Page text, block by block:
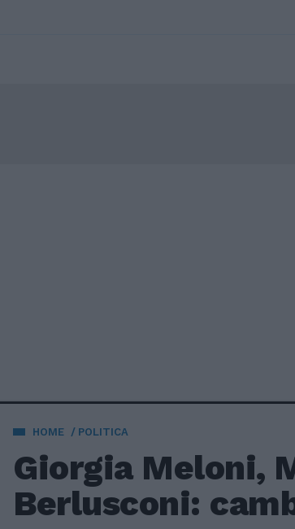
HOME POLITICA
Giorgia Meloni,
Berlusconi: